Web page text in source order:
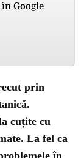
Google
prin
cuțite cu
La fel ca
în